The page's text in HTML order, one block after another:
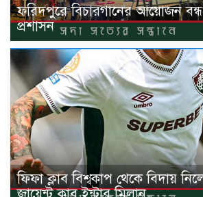
ফরিদপুরে বিচারগানের আয়োজন
প্রশাসন
ফিফা ক্লাব বিশ্বকাপ থেকে বিদায়